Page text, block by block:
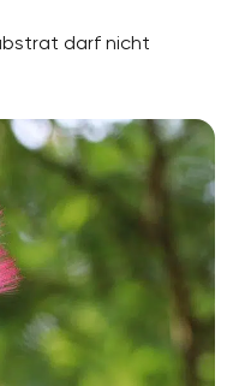
darf nicht